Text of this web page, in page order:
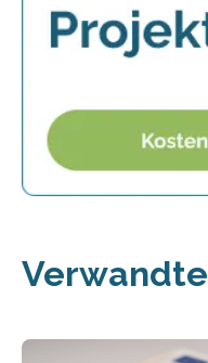
Verwandte